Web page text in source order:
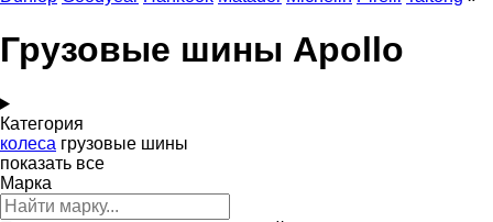
Грузовые шины Apollo
Категория
колеса грузовые шины
показать все
Марка